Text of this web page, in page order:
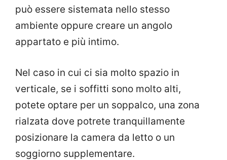
può essere sistemata nello stesso
ambiente oppure creare un angolo
appartato e più intimo.
Nel caso in cui ci sia molto spazio in
verticale, se i soffitti sono molto alti,
potete optare per un soppalco, una zona
rialzata dove potrete tranquillamente
posizionare la camera da letto o un
soggiorno supplementare.